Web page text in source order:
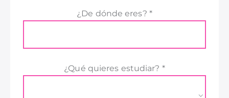
¿De dónde eres? *
¿Qué quieres estudiar? *